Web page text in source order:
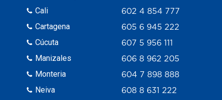
Cali
Cartagena
Cúcuta
Manizales
Monteria
Neiva
602 4 854 777
605 6 945 222
607 5 956 111
606 8 962 205
604 7 898 888
608 8 631 222